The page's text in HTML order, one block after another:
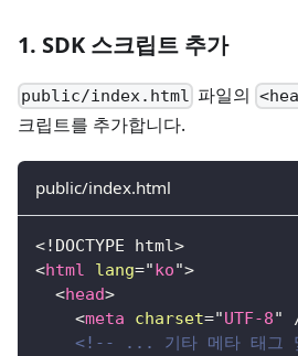
1. SDK 스크립트 추가
public/index.html 파일의
크립트를 추가합니다.
public/index.html
<! DOCTYPE html>
<html lang="ko">
<head>
<meta charset="UTF-8"
<!-- ... 기타 메타 태그